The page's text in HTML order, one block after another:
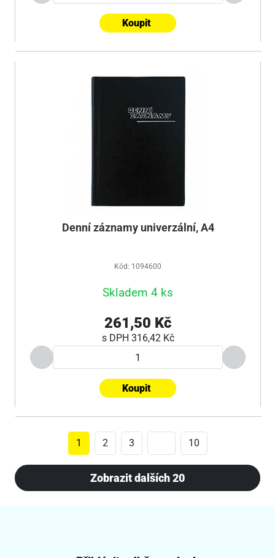
Koupit
Denní záznamy univerzální, A4
Kód: 1094600
Skladem 4 ks
261,50 Kč
s DPH 316,42 Kč
Koupit
1 2 3 10
Zobrazit dalších 20